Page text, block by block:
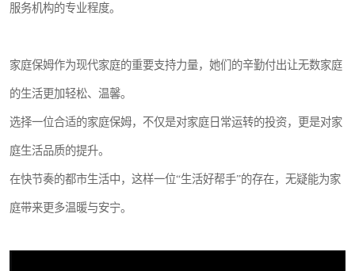
服务机构的专业程度。
家庭保姆作为现代家庭的重要支持力量，她们的辛勤付出让无数家庭
的生活更加轻松、温馨。
选择一位合适的家庭保姆，不仅是对家庭日常运转的投资，更是对家
庭生活品质的提升。
在快节奏的都市生活中，这样一位“生活好帮手”的存在，无疑能为家
庭带来更多温暖与安宁。